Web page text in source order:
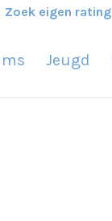
Zoek eigen rating
Jeugd